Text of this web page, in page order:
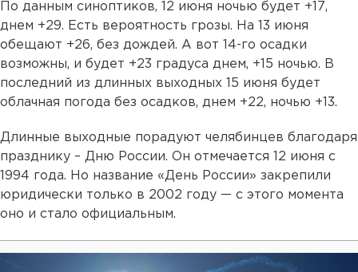
По данным синоптиков, 12 июня ночью будет +17,
днем +29. Есть вероятность грозы. На 13 июня
обещают +26, без дождей. А вот 14-го осадки
возможны, и будет +23 градуса днем, +15 ночью. В
последний из длинных выходных 15 июня будет
облачная погода без осадков, днем +22, ночью +13.
Длинные выходные порадуют челябинцев благодаря
празднику – Дню России. Он отмечается 12 июня с
1994 года. Но название «День России» закрепили
юридически только в 2002 году — с этого момента
оно и стало официальным.